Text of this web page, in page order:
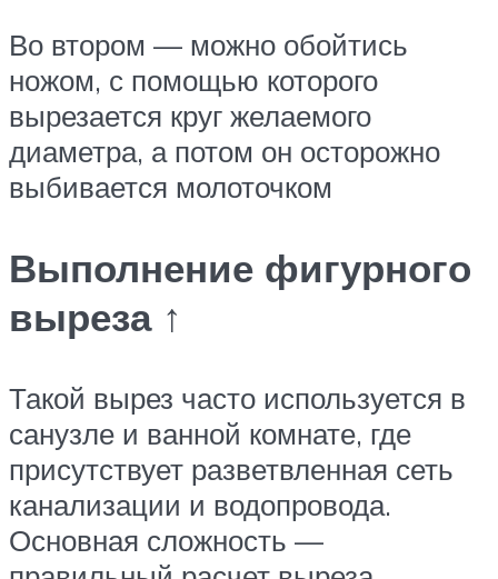
Во втором — можно обойтись
ножом, с помощью которого
вырезается круг желаемого
диаметра, а потом он осторожно
выбивается молоточком
Выполнение фигурного
выреза ↑
Такой вырез часто используется в
санузле и ванной комнате, где
присутствует разветвленная сеть
канализации и водопровода.
Основная сложность —